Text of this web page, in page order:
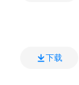
下载